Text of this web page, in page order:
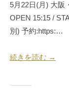
5月22日(月) 大阪
OPEN 15:15 /
別) 予約:https:…
続きを読む →